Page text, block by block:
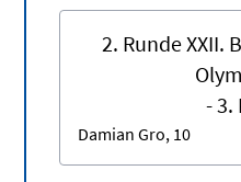
2. Runde XXII.
- 3.
Damian Gro, 10